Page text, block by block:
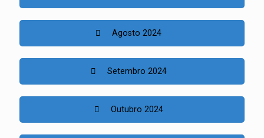
Agosto 2024
Setembro 2024
Outubro 2024